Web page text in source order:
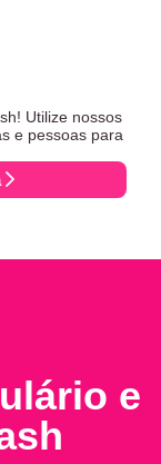
Utilize nossos
e pessoas para
e